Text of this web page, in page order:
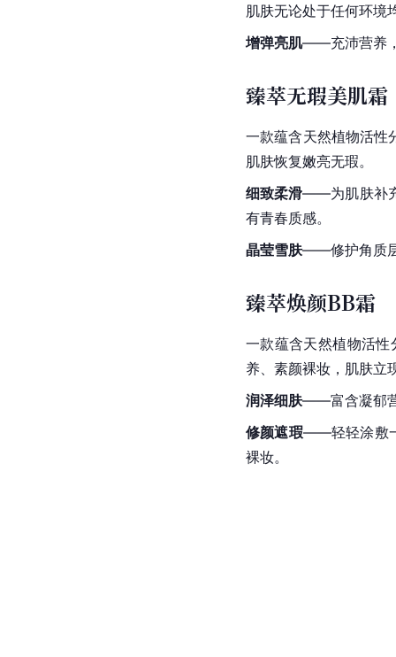
肌肤无论处于任何环境
增弹亮肌——充沛营养，
臻萃无瑕美肌霜
一款蕴含天然植物活性
肌肤恢复嫩亮无瑕。
细致柔滑——为肌肤补充
有青春质感。
晶莹雪肤——修护角质层
臻萃焕颜BB霜
一款蕴含天然植物活性
养、素颜裸妆，肌肤立
润泽细肤——富含凝郁营
修颜遮瑕——轻轻涂敷
裸妆。